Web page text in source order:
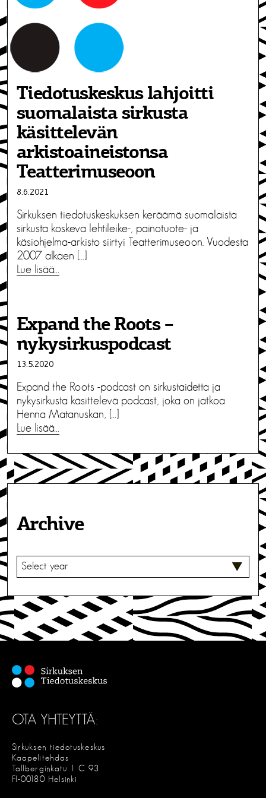
Tiedotuskeskus lahjoitti
suomalaista sirkusta
käsittelevän
arkistoaineistonsa
Teatterimuseoon
8.6.2021
Sirkuksen tiedotuskeskuksen keräämä suomalaista
sirkusta koskeva lehtileike-, painotuote- ja
käsiohjelma-arkisto siirtyi Teatterimuseoon. Vuodesta
2007 alkaen […]
Lue lisää…
Expand the Roots –
nykysirkuspodcast
13.5.2020
Expand the Roots -podcast on sirkustaidetta ja
nykysirkusta käsittelevä podcast, joka on jatkoa
Henna Matanuskan, […]
Lue lisää…
Archive
V
I
T
S
E
OTA YHTEYTTÄ:
Sirkuksen tiedotuskeskus
Kaapelitehdas
Tallberginkatu 1 C 93
FI-00180 Helsinki